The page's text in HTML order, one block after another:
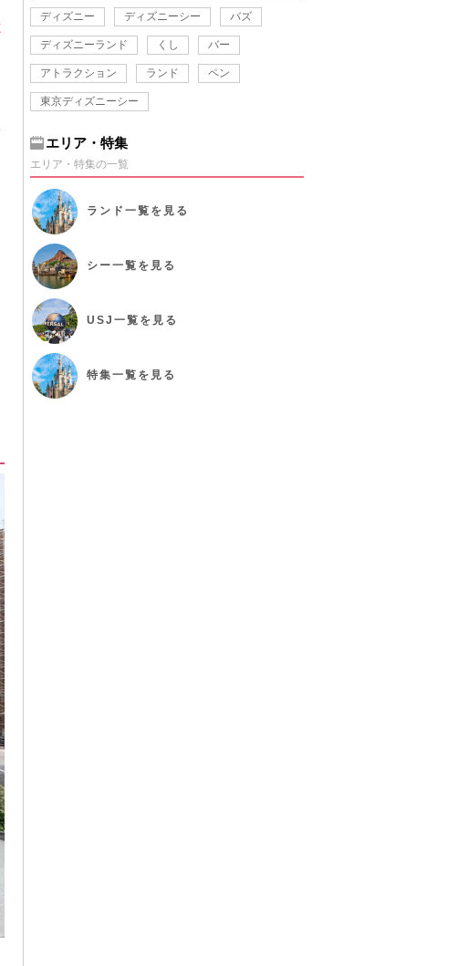
ディズニー ディズニーシー バズ
ディズニーランド くし バー
アトラクション ランド ペン
東京ディズニーシー
エリア・特集
エリア・特集の一覧
ランド 一覧を見る
シー一覧を見る
USJ 一覧を見る
特集一覧を見る